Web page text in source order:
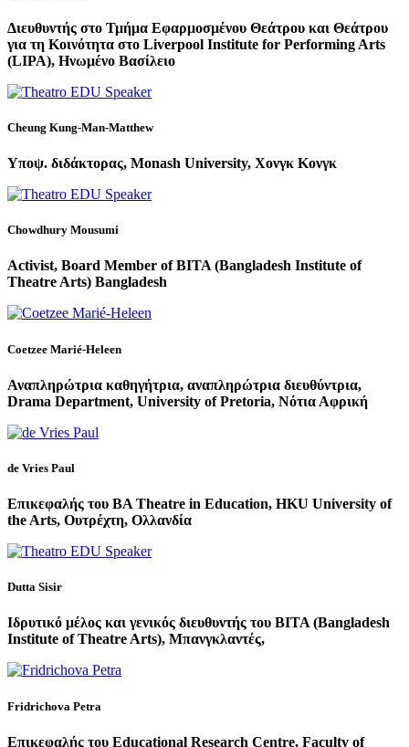
Διευθυντής στο Τμήμα Εφαρμοσμένου Θεάτρου και Θεάτρου
για τη Κοινότητα στο Liverpool Institute for Performing Arts
(LIPA), Ηνωμένο Βασίλειο
Cheung Kung-Man-Matthew
Υποψ. διδάκτορας, Monash University, Χονγκ Κονγκ
Chowdhury Mousumi
Activist, Board Member of BITA (Bangladesh Institute of
Theatre Arts) Bangladesh
Coetzee Marié-Heleen
Αναπληρώτρια καθηγήτρια, αναπληρώτρια διευθύντρια,
Drama Department, University of Pretoria, Νότια Αφρική
de Vries Paul
Επικεφαλής του BA Theatre in Education, HKU University of
the Arts, Ουτρέχτη, Ολλανδία
Dutta Sisir
Ιδρυτικό μέλος και γενικός διευθυντής του BITA (Bangladesh
Institute of Theatre Arts), Μπανγκλαντές,
Fridrichova Petra
Επικεφαλής του Educational Research Centre, Faculty of